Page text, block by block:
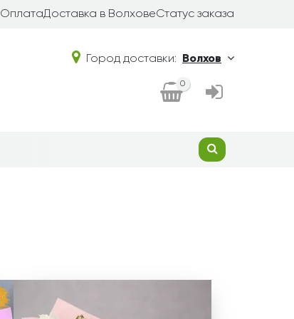
ОплатаДоставка в ВолховеСтатус заказа
Город доставки: Волхов
0